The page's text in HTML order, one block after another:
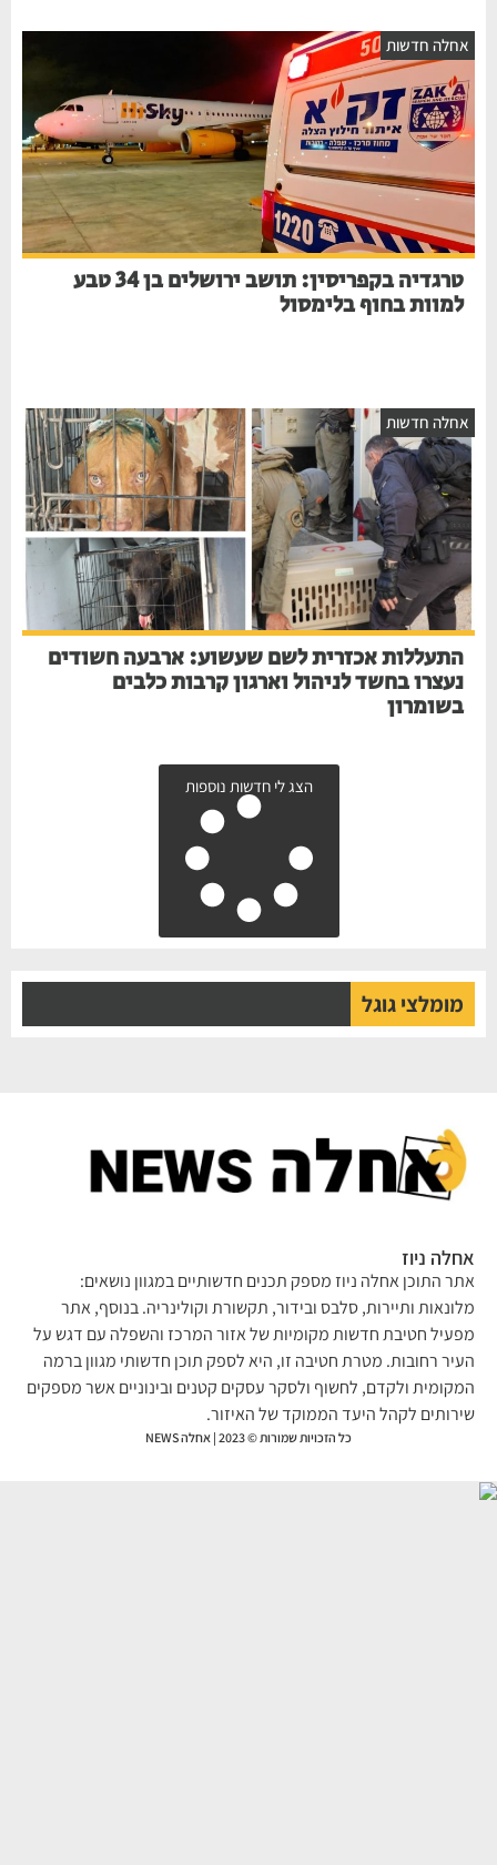
חדשות
טרגדיה בקפריסין: תושב ירושלים בן 34 טבע
למוות בחוף בלימסול
חדשות
התעללות אכזרית לשם שעשוע: ארבעה חשודים
נעצרו בחשד לניהול וארגון קרבות כלבים
בשומרון
הצג לי חדשות נוספות
מומלצי גוגל
ניוז
התוכן אחלה ניוז מספק תכנים חדשותיים במגוון נושאים:
ותיירות, סלבס ובידור, תקשורת וקולינריה. בנוסף, אתר
חטיבת חדשות מקומיות של אזור המרכז והשפלה עם דגש על
רחובות. מטרת חטיבה זו, היא לספק תוכן חדשותי מגוון ברמה
ולקדם, לחשוף ולסקר עסקים קטנים ובינוניים אשר מספקים
לקהל היעד הממוקד של האיזור.
כל הזכויות שמורות © 2023 | אחלה NEWS